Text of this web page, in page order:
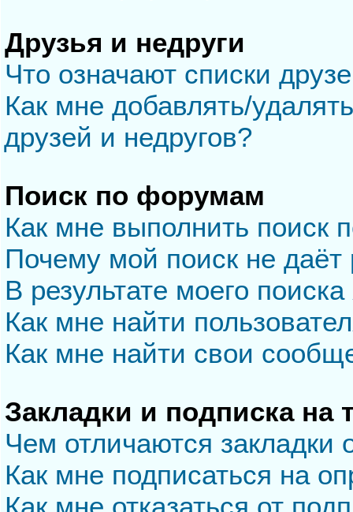
Друзья и недруги
Что означают списки
Как мне добавлять/
друзей и недругов?
Поиск по форумам
Как мне выполнить
Почему мой поиск не даёт
В результате моего
Как мне найти
Как мне найти свои
Закладки и подписка на
Чем отличаются закладки
Как мне подписаться на